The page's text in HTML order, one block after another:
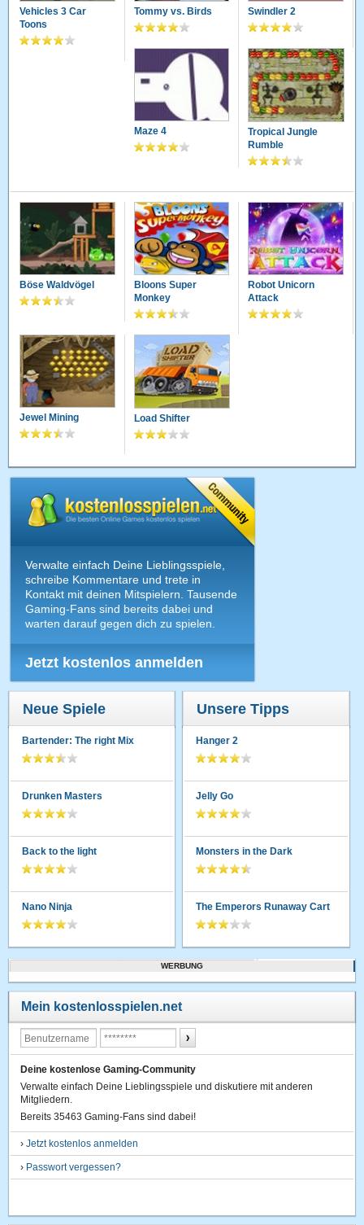
Vehicles 3 Car
Toons
Tommy vs. Birds Swindler 2
Maze 4
Tropical Jungle
Rumble
Böse Waldvögel
Bloons Super
Monkey
Robot Unicorn
Attack
Jewel Mining Load Shifter
Verwalte einfach Deine Lieblingsspiele,
schreibe Kommentare und trete in
Kontakt mit deinen Mitspielern. Tausende
Gaming-Fans sind bereits dabei und
warten darauf gegen dich zu spielen.
Jetzt kostenlos anmelden
Neue Spiele
Bartender: The right Mix
Drunken Masters
Back to the light
Nano Ninja
Unsere Tipps
Hanger 2
Jelly Go
Monsters in the Dark
The Emperors Runaway Cart
WERBUNG
Mein kostenlosspielen.net
Deine kostenlose Gaming-Community
Verwalte einfach Deine Lieblingsspiele und diskutiere mit anderen
Mitgliedern.
Bereits 35463 Gaming-Fans sind dabei!
›Jetzt kostenlos anmelden
› Passwort vergessen?